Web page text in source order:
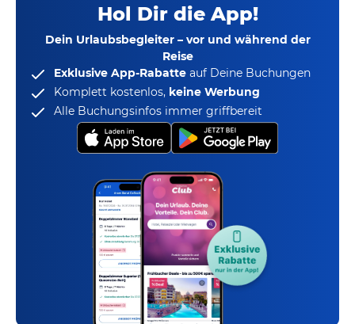
Hol Dir die App!
Dein Urlaubsbegleiter – vor und während der
Reise
Exklusive App-Rabatte auf Deine Buchungen
Komplett kostenlos, keine Werbung
Alle Buchungsinfos immer griffbereit